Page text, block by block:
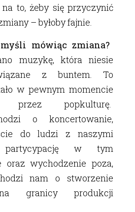
to, żeby się przyczynić
– byłoby fajnie.
mówiąc zmiana?
muzykę, która niesie
z buntem. To
w pewnym momencie
przez popkulturę.
o koncertowanie,
do ludzi z naszymi
w tym
oraz wychodzenie poza,
nam o stworzenie
granicy produkcji